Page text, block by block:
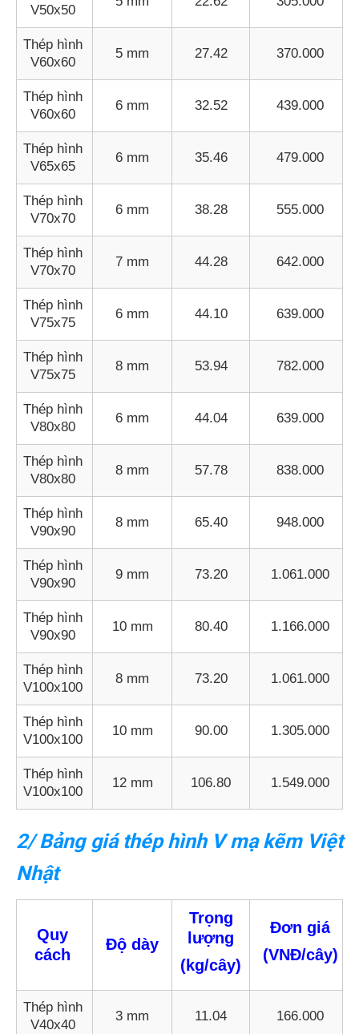
V50x50
Thép hình
V60x60
5 mm 27.42 370.000
Thép hình
V60x60
6 mm 32.52 439.000
Thép hình
V65x65
6 mm 35.46 479.000
Thép hình
V70x70
6 mm 38.28 555.000
Thép hình
V70x70
7 mm 44.28 642.000
Thép hình
V75x75
6 mm 44.10 639.000
Thép hình
V75x75
8 mm 53.94 782.000
Thép hình
V80x80
6 mm 44.04 639.000
Thép hình
V80x80
8 mm 57.78 838.000
Thép hình
V90x90
8 mm 65.40 948.000
Thép hình
V90x90
9 mm 73.20 1.061.000
Thép hình
V90x90
10 mm 80.40 1.166.000
Thép hình
V100x100
8 mm 73.20 1.061.000
Thép hình
V100x100
10 mm 90.00 1.305.000
Thép hình
V100x100
12 mm 106.80 1.549.000
2/ Bảng giá thép hình V mạ kẽm Việt
Nhật
Quy
cách
Độ dày
Trọng
lượng
(kg/cây)
Đơn giá
(VNĐ/cây)
Thép hình
V40x40
3 mm 11.04 166.000